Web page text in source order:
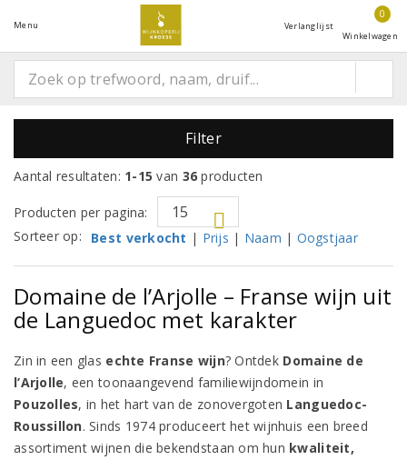
Menu Verlanglijst
0
Winkelwagen
Filter
Aantal resultaten: 1-15 van 36 producten
Producten per pagina:
Sorteer op:
Best verkocht | Prijs | Naam | Oogstjaar
Domaine de l’Arjolle – Franse wijn uit
de Languedoc met karakter
Zin in een glas echte Franse wijn? Ontdek Domaine de
l’Arjolle, een toonaangevend familiewijndomein in
Pouzolles, in het hart van de zonovergoten Languedoc-
Roussillon. Sinds 1974 produceert het wijnhuis een breed
assortiment wijnen die bekendstaan om hun kwaliteit,